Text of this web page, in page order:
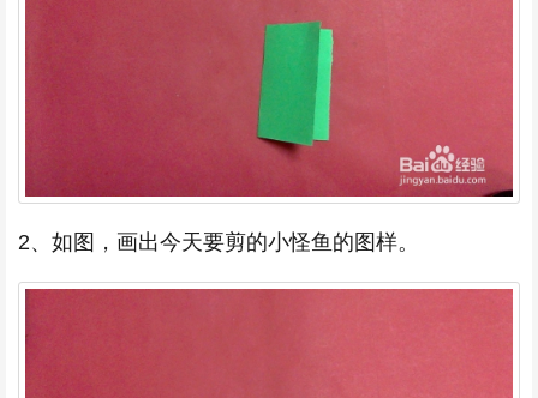
2、如图，画出今天要剪的小怪鱼的图样。